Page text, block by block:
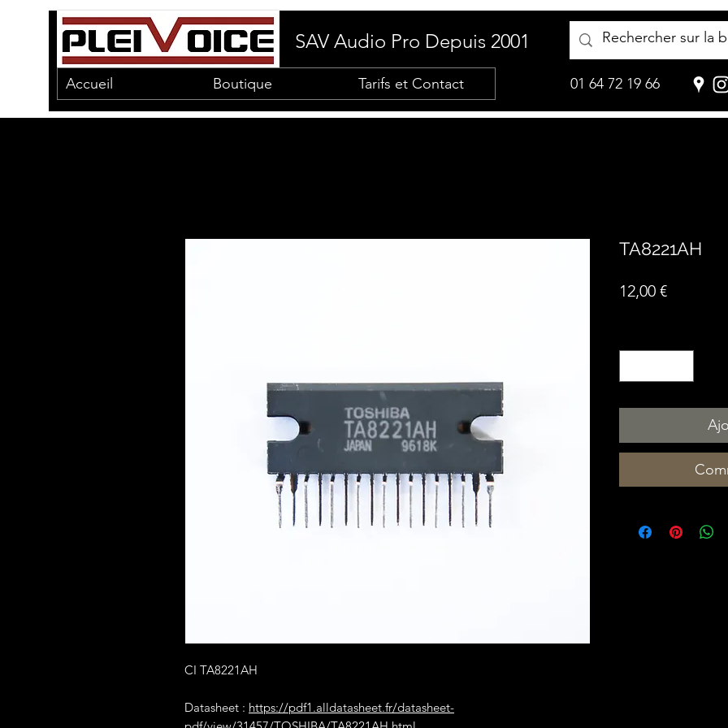
SAV Audio Pro Depuis 2001
Accueil Boutique Tarifs et Contact 01 64 72 19 66
CI TA8221AH
Datasheet : https://pdf1.alldatasheet.fr/datasheet-
TA8221AH
12,00 €Prix